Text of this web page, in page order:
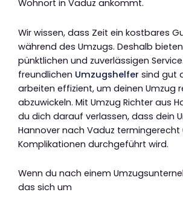
Wohnort in Vaduz ankommt.
Wir wissen, dass Zeit ein kostbares
während des Umzugs. Deshalb
pünktlichen und zuverlässigen
freundlichen Umzugshelfer sind gut
arbeiten effizient, um deinen Umzug
abzuwickeln. Mit Umzug Richter aus
du dich darauf verlassen, dass dein
Hannover nach Vaduz termingerecht
Komplikationen durchgeführt wird.
Wenn du nach einem
das sich um